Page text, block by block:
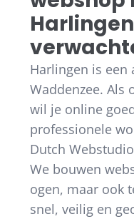
Harlingen is een
Waddenzee. Als
wil je online
professionele
Dutch
We bouwen
ogen, maar ook
snel, veilig en